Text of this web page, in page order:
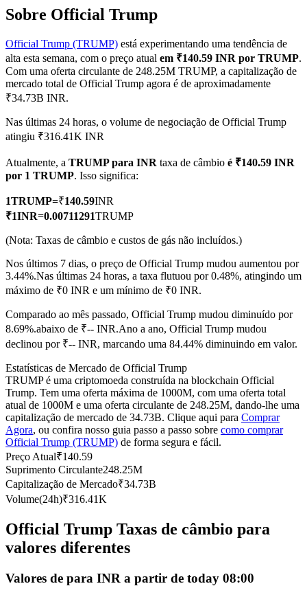
Futuros COIN-M
Futuros de criptomoeda
TradFi
Derivativos de ações, câmbio, metais preciosos e commodities
Futuros de USDC
Copiar Trading
Junte-se aos principais traders
Sobre Official Trump
Official Trump (TRUMP) está experimentando uma tendência de
alta esta semana, com o preço atual em ₹140.59 INR por TRUMP.
Com uma oferta circulante de 248.25M TRUMP, a capitalização de
mercado total de Official Trump agora é de aproximadamente
₹34.73B INR.
Nas últimas 24 horas, o volume de negociação de Official Trump
atingiu ₹316.41K INR
Atualmente, a TRUMP para INR taxa de câmbio é ₹140.59 INR
por 1 TRUMP. Isso significa:
1TRUMP=₹140.59INR
₹1INR=0.00711291TRUMP
(Nota: Taxas de câmbio e custos de gás não incluídos.)
Nos últimos 7 dias, o preço de Official Trump mudou aumentou por
3.44%.Nas últimas 24 horas, a taxa flutuou por 0.48%, atingindo um
máximo de ₹0 INR e um mínimo de ₹0 INR.
Comparado ao mês passado, Official Trump mudou diminuído por
8.69%.abaixo de ₹-- INR.Ano a ano, Official Trump mudou
declinou por ₹-- INR, marcando uma 84.44% diminuindo em valor.
Estatísticas de Mercado de Official Trump
TRUMP é uma criptomoeda construída na blockchain Official
Trump. Tem uma oferta máxima de 1000M, com uma oferta total
atual de 1000M e uma oferta circulante de 248.25M, dando-lhe uma
capitalização de mercado de 34.73B. Clique aqui para Comprar
Agora, ou confira nosso guia passo a passo sobre como comprar
Official Trump (TRUMP) de forma segura e fácil.
Preço Atual₹140.59
Suprimento Circulante248.25M
Capitalização de Mercado₹34.73B
Volume(24h)₹316.41K
Official Trump Taxas de câmbio para
valores diferentes
Valores de para INR a partir de today 08:00